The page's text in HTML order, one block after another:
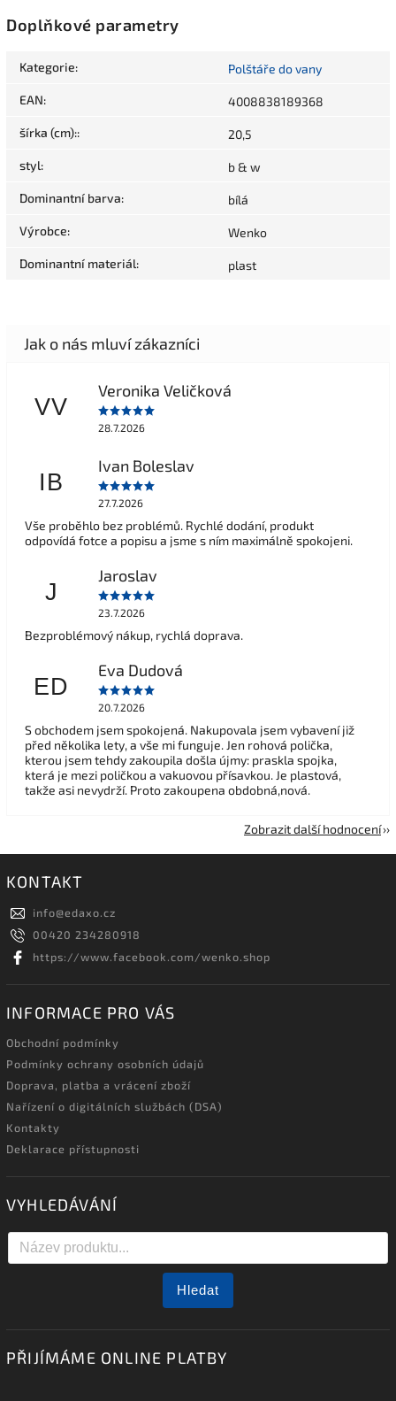
Doplňkové parametry
Kategorie: Polštáře do vany
EAN: 4008838189368
šírka (cm):: 20,5
styl: b & w
Dominantní barva: bílá
Výrobce: Wenko
Dominantní materiál: plast
VV
Veronika Veličková
28.7.2026
IB
Ivan Boleslav
27.7.2026
Vše proběhlo bez problémů. Rychlé dodání, produkt
odpovídá fotce a popisu a jsme s ním maximálně spokojeni.
J
Jaroslav
23.7.2026
Bezproblémový nákup, rychlá doprava.
ED
Eva Dudová
20.7.2026
S obchodem jsem spokojená. Nakupovala jsem vybavení již
před několika lety, a vše mi funguje. Jen rohová polička,
kterou jsem tehdy zakoupila došla újmy: praskla spojka,
která je mezi poličkou a vakuovou přísavkou. Je plastová,
takže asi nevydrží. Proto zakoupena obdobná,nová.
Zobrazit další hodnocení
KONTAKT
info@edaxo.cz
00420 234280918
https://www.facebook.com/wenko.shop
INFORMACE PRO VÁS
Obchodní podmínky
Podmínky ochrany osobních údajů
Doprava, platba a vrácení zboží
Nařízení o digitálních službách (DSA)
Kontakty
Deklarace přístupnosti
VYHLEDÁVÁNÍ
Hledat
PŘIJÍMÁME ONLINE PLATBY